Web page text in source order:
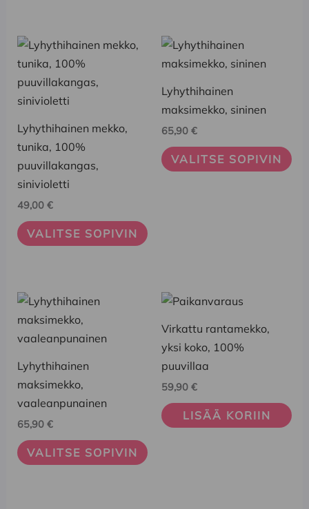
Lyhythihainen mekko,
tunika, 100%
puuvillakangas,
sinivioletti
49,00 €
VALITSE SOPIVIN
Tällä
tuotteella
on
useampi
Voit
tehdä
valinnat
tuotteen
sivulla.
Lyhythihainen
maksimekko, sininen
65,90 €
VALITSE SOPIVIN
Tällä
tuotteella
useampi
muunnelma.
Voit
tehdä
valinnat
Lyhythihainen
maksimekko,
vaaleanpunainen
65,90 €
VALITSE SOPIVIN
Tällä
tuotteella
on
muunnelma.
valinnat
tuotteen
sivulla.
Virkattu rantamekko,
yksi koko, 100%
puuvillaa
59,90 €
LISÄÄ KORIIN